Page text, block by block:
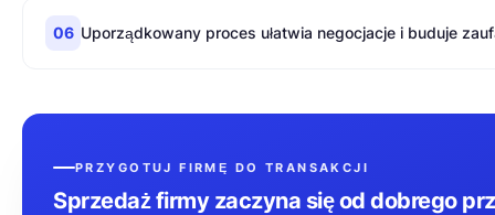
06 Uporządkowany proces ułatwia negocjacje i buduje
PRZYGOTUJ FIRMĘ DO TRANSAKCJI
Sprzedaż firmy zaczyna się od dobrego